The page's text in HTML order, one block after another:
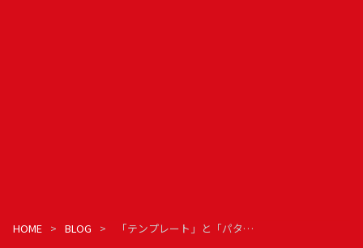
HOME BLOG 「テンプレート」と「パターン」の違いについて〜自動組版のための用語整理